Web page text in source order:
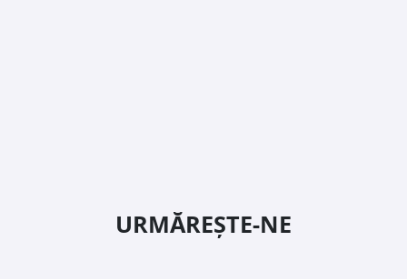
URMĂREȘTE-NE